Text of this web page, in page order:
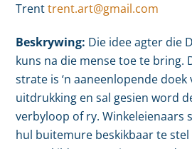
Trenttrent.art@gmail.com
Beskrywing: Die idee agter die
kuns na die mense toe te bring.
strate is ‘n aaneenlopende
uitdrukking en sal gesien word
verbyloop of ry. Winkeleienaars
hul buitemure beskikbaar te